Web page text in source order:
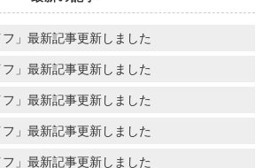
フ」最新記事更新しました
フ」最新記事更新しました
フ」最新記事更新しました
フ」最新記事更新しました
フ」最新記事更新しました